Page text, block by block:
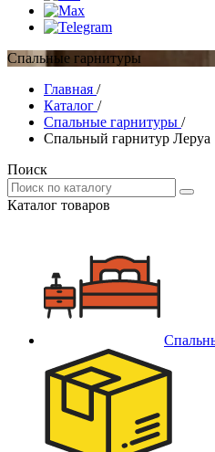
Спальные гарнитуры
Главная /
Каталог /
Спальные гарнитуры /
Спальный гарнитур Леруа
Поиск
Каталог товаров